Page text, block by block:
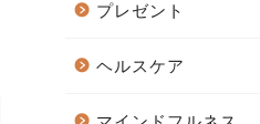
プレゼント
ヘルスケア